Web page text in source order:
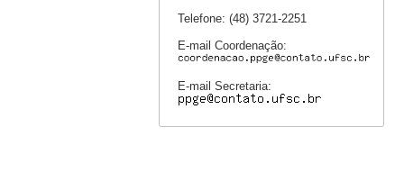
Telefone: (48) 3721-2251
E-mail Coordenação:
E-mail Secretaria: